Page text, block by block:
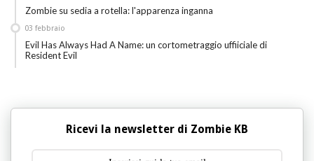
Zombie su sedia a rotella: l'apparenza inganna
Evil Has Always Had A Name: un cortometraggio uffiiciale di
Resident Evil
03 febbraio
Ricevi la newsletter di Zombie KB